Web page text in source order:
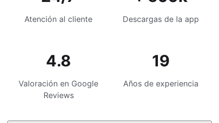
Atención al cliente Descargas de la app
4.8
Valoración en Google
Reviews
19
Años de experiencia